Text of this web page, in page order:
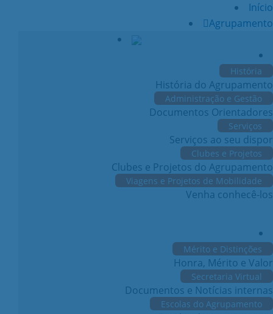
Início
Agrupamento
História
História do Agrupamento
Administração e Gestão
Documentos Orientadores
Serviços
Serviços ao seu dispor
Clubes e Projetos
Clubes e Projetos do Agrupamento
Viagens e Projetos de Mobilidade
Venha conhecê-los
Mérito e Distinções
Honra, Mérito e Valor
Secretaria Virtual
Documentos e Notícias internas
Escolas do Agrupamento